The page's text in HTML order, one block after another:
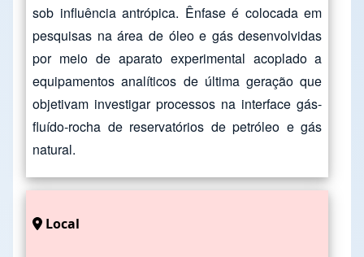
sob influência antrópica. Ênfase é colocada em
pesquisas na área de óleo e gás desenvolvidas
por meio de aparato experimental acoplado a
equipamentos analíticos de última geração que
objetivam investigar processos na interface gás-
fluído-rocha de reservatórios de petróleo e gás
natural.
Local